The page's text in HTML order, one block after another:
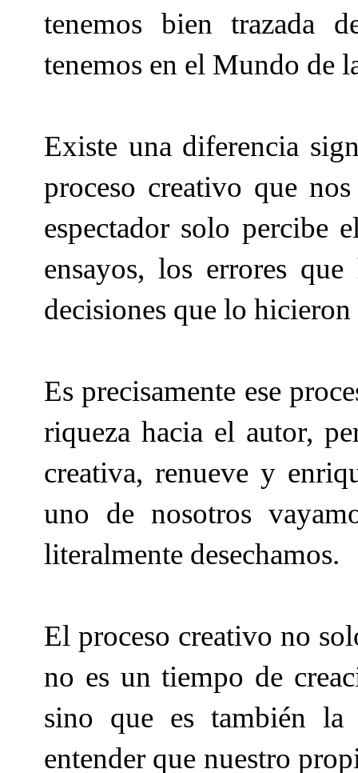
tenemos bien trazada
tenemos en el Mundo de
Existe una diferencia
proceso creativo que
espectador solo percibe
ensayos, los errores
decisiones que lo
Es precisamente ese
riqueza hacia el autor,
creativa, renueve y
uno de nosotros
literalmente desechamos.
El proceso creativo no
no es un tiempo de
sino que es también la
entender que nuestro